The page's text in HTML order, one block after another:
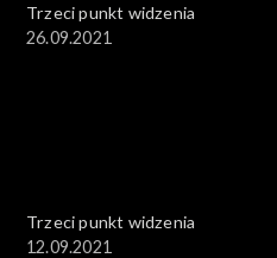
Trzeci punkt widzenia
26.09.2021
Trzeci punkt widzenia
12.09.2021